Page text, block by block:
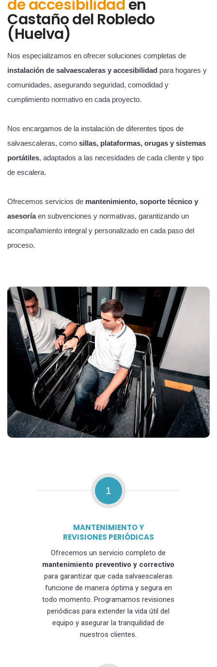
de accesibilidaden
Castaño del Robledo
(Huelva)
Nos especializamos en ofrecer soluciones completas de
instalación de salvaescaleras y accesibilidad para hogares y
comunidades, asegurando seguridad, comodidad y
cumplimiento normativo en cada proyecto.
Nos encargamos de la instalación de diferentes tipos de
salvaescaleras, como sillas, plataformas, orugas y sistemas
portátiles, adaptados a las necesidades de cada cliente y tipo
de escalera.
Ofrecemos servicios de mantenimiento, soporte técnico y
asesoríaen subvenciones y normativas, garantizando un
acompañamiento integral y personalizado en cada paso del
proceso.
1
MANTENIMIENTO Y
REVISIONES PERIÓDICAS
Ofrecemos un servicio completo de
mantenimiento preventivo y correctivo
para garantizar que cada salvaescaleras
funcione de manera óptima y segura en
todo momento. Programamos revisiones
periódicas para extender la vida útil del
equipo y asegurar la tranquilidad de
nuestros clientes.